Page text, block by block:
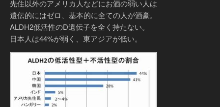
先住以外のアメリカ人などにお酒の弱い人は
遺伝的にはゼロ、基本的に全ての人が酒豪。
ALDH2低活性のD遺伝子を全く持たない。
日本人は44%が弱く、東アジアが低い。